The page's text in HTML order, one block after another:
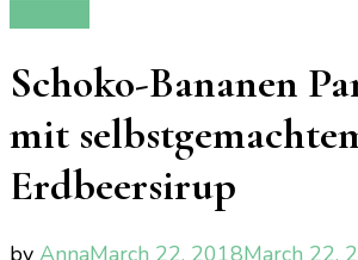
Schoko-Bananen
mit
Erdbeersirup
by AnnaMarch 22, 2018March 22,